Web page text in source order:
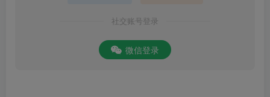
社交账号登录
微信登录